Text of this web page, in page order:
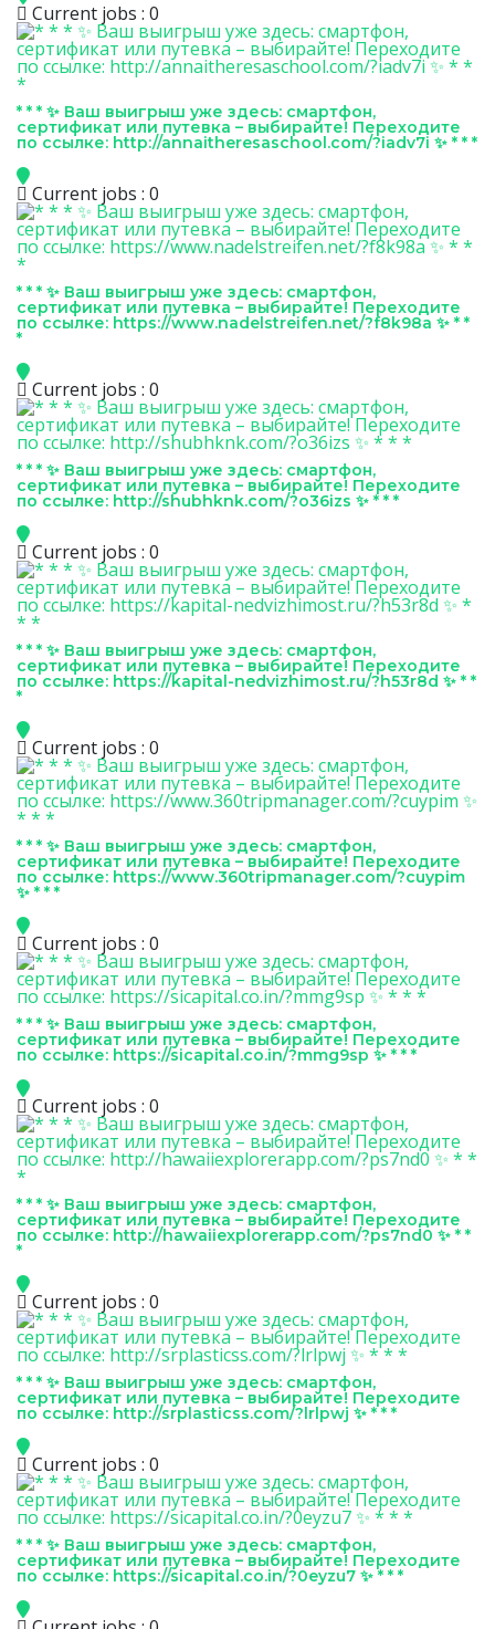
Current jobs : 0
* * * ✨ Ваш выигрыш уже здесь: смартфон,
сертификат или путевка – выбирайте! Переходите
по ссылке: http://annaitheresaschool.com/?iadv7i ✨ * * *
Current jobs : 0
* * * ✨ Ваш выигрыш уже здесь: смартфон,
сертификат или путевка – выбирайте! Переходите
по ссылке: https://www.nadelstreifen.net/?f8k98a ✨ * *
*
Current jobs : 0
* * * ✨ Ваш выигрыш уже здесь: смартфон,
сертификат или путевка – выбирайте! Переходите
по ссылке: http://shubhknk.com/?o36izs ✨ * * *
Current jobs : 0
* * * ✨ Ваш выигрыш уже здесь: смартфон,
сертификат или путевка – выбирайте! Переходите
по ссылке: https://kapital-nedvizhimost.ru/?h53r8d ✨ * *
*
Current jobs : 0
* * * ✨ Ваш выигрыш уже здесь: смартфон,
сертификат или путевка – выбирайте! Переходите
по ссылке: https://www.360tripmanager.com/?cuypim
✨ * * *
Current jobs : 0
* * * ✨ Ваш выигрыш уже здесь: смартфон,
сертификат или путевка – выбирайте! Переходите
по ссылке: https://sicapital.co.in/?mmg9sp ✨ * * *
Current jobs : 0
* * * ✨ Ваш выигрыш уже здесь: смартфон,
сертификат или путевка – выбирайте! Переходите
по ссылке: http://hawaiiexplorerapp.com/?ps7nd0 ✨ * *
*
Current jobs : 0
* * * ✨ Ваш выигрыш уже здесь: смартфон,
сертификат или путевка – выбирайте! Переходите
по ссылке: http://srplasticss.com/?lrlpwj ✨ * * *
Current jobs : 0
* * * ✨ Ваш выигрыш уже здесь: смартфон,
сертификат или путевка – выбирайте! Переходите
по ссылке: https://sicapital.co.in/?0eyzu7 ✨ * * *